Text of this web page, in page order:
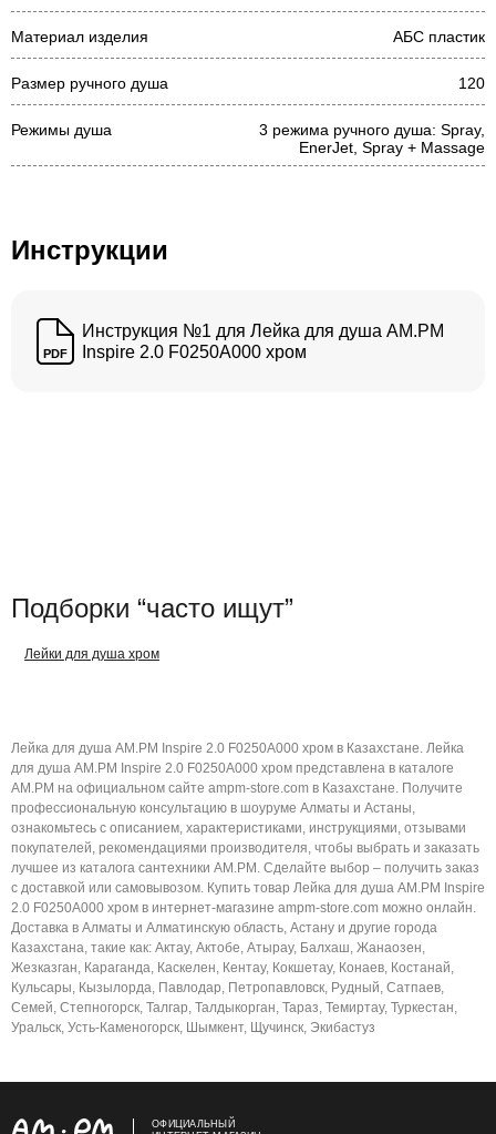
Материал изделия АБС пластик
Размер ручного душа 120
Режимы душа
3 режима ручного душа: Spray,
EnerJet, Spray + Massage
Инструкции
PDF
Инструкция №1 для Лейка для душа AM.PM
Inspire 2.0 F0250A000 хром
Подборки “часто ищут”
Лейки для душа хром
Лейка для душа AM.PM Inspire 2.0 F0250A000 хром в Казахстане. Лейка
для душа AM.PM Inspire 2.0 F0250A000 хром представлена в каталоге
AM.PM на официальном сайте ampm-store.com в Казахстане. Получите
профессиональную консультацию в шоуруме Алматы и Астаны,
ознакомьтесь с описанием, характеристиками, инструкциями, отзывами
покупателей, рекомендациями производителя, чтобы выбрать и заказать
лучшее из каталога сантехники AM.PM. Сделайте выбор – получить заказ
с доставкой или самовывозом. Купить товар Лейка для душа AM.PM Inspire
2.0 F0250A000 хром в интернет-магазине ampm-store.com можно онлайн.
Доставка в Алматы и Алматинскую область, Астану и другие города
Казахстана, такие как: Актау, Актобе, Атырау, Балхаш, Жанаозен,
Жезказган, Караганда, Каскелен, Кентау, Кокшетау, Конаев, Костанай,
Кульсары, Кызылорда, Павлодар, Петропавловск, Рудный, Сатпаев,
Семей, Степногорск, Талгар, Талдыкорган, Тараз, Темиртау, Туркестан,
Уральск, Усть-Каменогорск, Шымкент, Щучинск, Экибастуз
ОФИЦИАЛЬНЫЙ